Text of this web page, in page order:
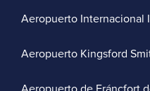
Aeropuerto Internacional
Aeropuerto Kingsford